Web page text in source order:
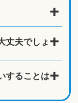
丈夫でしょ
することは